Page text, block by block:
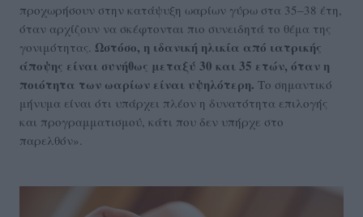
προχωρήσουν στην κατάψυξη ωαρίων γύρω στα 35–38 έτη,
όταν αρχίζουν να σκέφτονται πιο συνειδητά το θέμα της
γονιμότητας. Ωστόσο, η ιδανική ηλικία από ιατρικής
άποψης είναι συνήθως μεταξύ 30 και 35 ετών, όταν η
ποιότητα των ωαρίων είναι υψηλότερη. Το σημαντικό
μήνυμα είναι ότι υπάρχει πλέον η δυνατότητα επιλογής
και προγραμματισμού, κάτι που δεν υπήρχε στο
παρελθόν».